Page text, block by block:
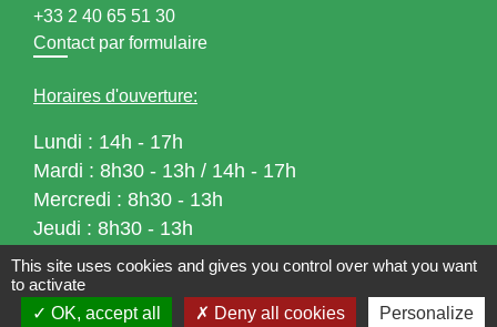
+33 2 40 65 51 30
Contact par formulaire
Horaires d'ouverture:
Lundi : 14h - 17h
Mardi : 8h30 - 13h / 14h - 17h
Mercredi : 8h30 - 13h
Jeudi : 8h30 - 13h
Vendredi : 8h30 - 13h / 14h - 17h
Accueil téléphoniquedu lundi au vendredi de
This site uses cookies and gives you control over what you want
to activate
OK, accept all
Deny all cookies Personalize